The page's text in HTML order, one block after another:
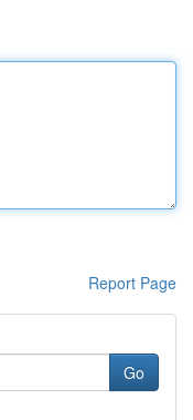
Report Page
Go